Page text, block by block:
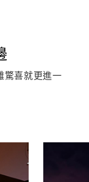
驚喜就更進一